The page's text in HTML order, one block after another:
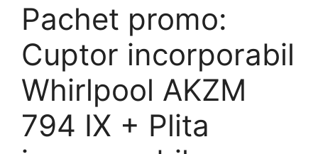
Pachet promo:
Cuptor incorporabil
Whirlpool AKZM
794 IX + Plita